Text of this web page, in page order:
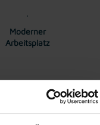
Moderner
Arbeitsplatz